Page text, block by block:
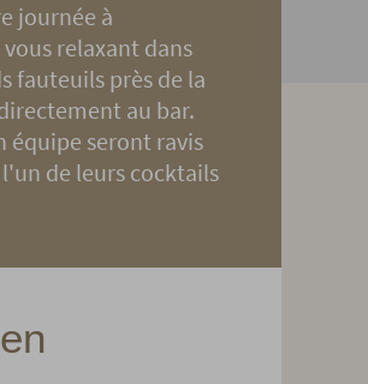
journée à
relaxant dans
fauteuils près de la
au bar.
équipe seront ravis
de leurs cocktails